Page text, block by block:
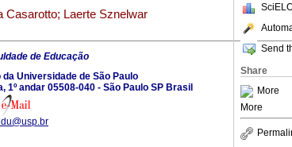
Send
Share
More
More
Casarotto; Laerte Sznelwar
de Educação
Universidade de São Paulo
andar 05508-040 - São Paulo SP Brasil